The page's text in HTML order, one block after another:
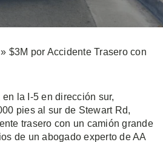
$3M por Accidente Trasero con
la I-5 en dirección sur,
pies al sur de Stewart Rd,
trasero con un camión grande
de un abogado experto de AA